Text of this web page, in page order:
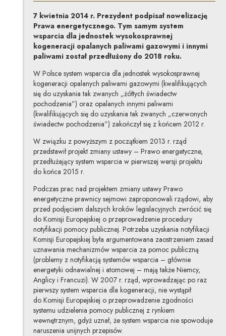
7 kwietnia 2014 r. Prezydent podpisał nowelizację
Prawa energetycznego. Tym samym system
wsparcia dla jednostek wysokosprawnej
kogeneracji opalanych paliwami gazowymi i innymi
paliwami został przedłużony do 2018 roku.
W Polsce system wsparcia dla jednostek wysokosprawnej
kogeneracji opalanych paliwami gazowymi (kwalifikujących
się do uzyskania tak zwanych „żółtych świadectw
pochodzenia”) oraz opalanych innymi paliwami
(kwalifikujących się do uzyskania tak zwanych „czerwonych
świadectw pochodzenia”) zakończył się z końcem 2012 r.
W związku z powyższym z początkiem 2013 r. rząd
przedstawił projekt zmiany ustawy – Prawo energetyczne,
przedłużający system wsparcia w pierwszej wersji projektu
do końca 2015 r.
Podczas prac nad projektem zmiany ustawy Prawo
energetyczne prawnicy sejmowi zaproponowali rządowi, aby
przed podjęciem dalszych kroków legislacyjnych zwrócić się
do Komisji Europejskiej o przeprowadzenie procedury
notyfikacji pomocy publicznej. Potrzeba uzyskania notyfikacji
Komisji Europejskiej była argumentowana zaostrzeniem zasad
uznawania mechanizmów wsparcia za pomoc publiczną
(problemy z notyfikacją systemów wsparcia – głównie
energetyki odnawialnej i atomowej – mają także Niemcy,
Anglicy i Francuzi). W 2007 r. rząd, wprowadzając po raz
pierwszy system wsparcia dla kogeneracji, nie wystąpił
do Komisji Europejskiej o przeprowadzenie zgodności
systemu udzielenia pomocy publicznej z rynkiem
wewnętrznym, gdyż uznał, że system wsparcia nie spowoduje
naruszenia unijnych przepisów.